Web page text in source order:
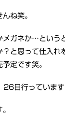
ね笑。
メガネか…という
と思って仕入れ
定です笑。
日行っています